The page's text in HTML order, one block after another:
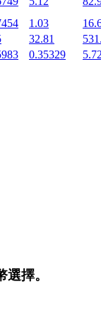
1.03
32.81
0.35329
擇。